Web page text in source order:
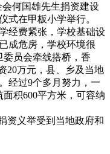
何国雄先生捐资建设
式在甲板小学举行。
经费紧张，学校基础设
成危房，学校环境很
委员会牵线搭桥，香
20万元，县、乡及当地
经过9个多月努力，一
积600平方米，可容纳
资义举受到当地政府和